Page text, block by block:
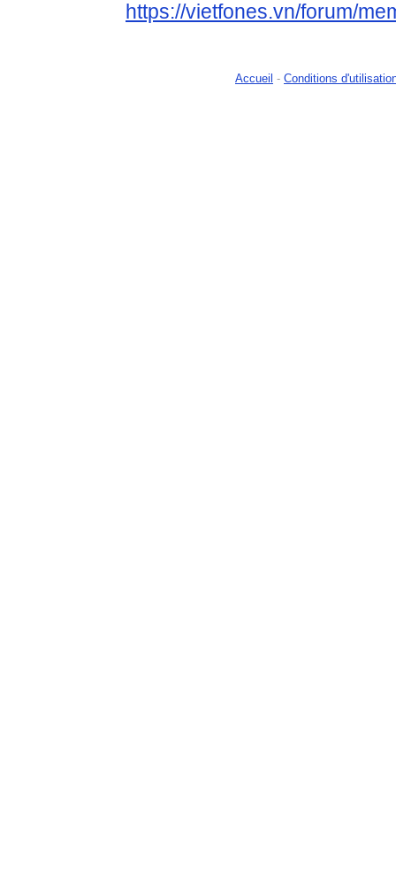
https://vietfones.vn/forum/
Accueil - Conditions